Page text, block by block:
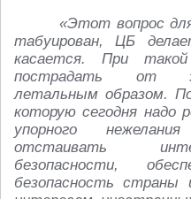
«Этот вопрос
табуирован, ЦБ
касается. При
пострадать от
летальным образом.
которую сегодня надо
упорного
отстаивать
безопасности,
безопасность страны